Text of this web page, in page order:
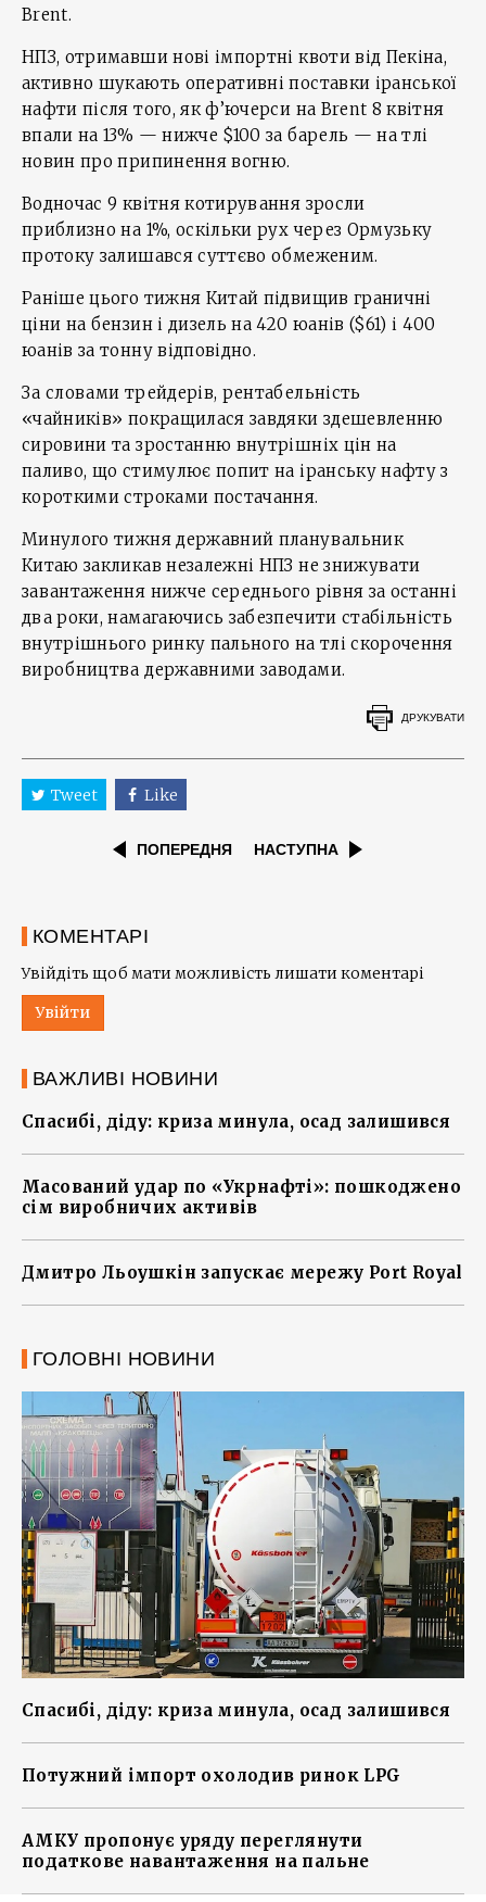
Brent.
НПЗ, отримавши нові імпортні квоти від Пекіна,
активно шукають оперативні поставки іранської
нафти після того, як ф’ючерси на Brent 8 квітня
впали на 13% — нижче $100 за барель — на тлі
новин про припинення вогню.
Водночас 9 квітня котирування зросли
приблизно на 1%, оскільки рух через Ормузьку
протоку залишався суттєво обмеженим.
Раніше цього тижня Китай підвищив граничні
ціни на бензин і дизель на 420 юанів ($61) і 400
юанів за тонну відповідно.
За словами трейдерів, рентабельність
«чайників» покращилася завдяки здешевленню
сировини та зростанню внутрішніх цін на
паливо, що стимулює попит на іранську нафту з
короткими строками постачання.
Минулого тижня державний планувальник
Китаю закликав незалежні НПЗ не знижувати
завантаження нижче середнього рівня за останні
два роки, намагаючись забезпечити стабільність
внутрішнього ринку пального на тлі скорочення
виробництва державними заводами.
ДРУКУВАТИ
Tweet Like
ПОПЕРЕДНЯ НАСТУПНА
КОМЕНТАРІ
Увійдіть щоб мати можливість лишати коментарі
Увійти
ВАЖЛИВІ НОВИНИ
Спасибі, діду: криза минула, осад залишився
Масований удар по «Укрнафті»: пошкоджено
сім виробничих активів
Дмитро Льоушкін запускає мережу Port Royal
ГОЛОВНІ НОВИНИ
Спасибі, діду: криза минула, осад залишився
Потужний імпорт охолодив ринок LPG
АМКУ пропонує уряду переглянути
податкове навантаження на пальне